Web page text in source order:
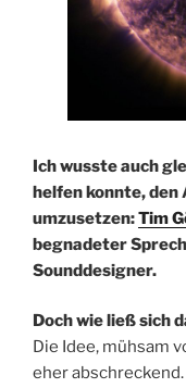
Ich wusste auch
helfen konnte, den
umzusetzen:Tim
begnadeter
Sounddesigner.
Doch wie ließ sich
Die Idee, mühsam
eher